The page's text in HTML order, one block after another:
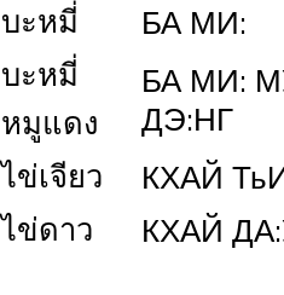
บะหมี่
БА МИ:
บะหมี่
หมูแดง
БА МИ:
ДЭ:НГ
ไข่เจียว
КХАЙ
ไข่ดาว
КХАЙ